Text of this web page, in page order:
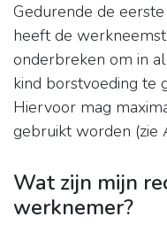
Gedurende de
heeft de
onderbreken om in
kind borstvoeding te
Hiervoor mag
gebruikt worden (zie
Wat zijn mijn
werknemer?